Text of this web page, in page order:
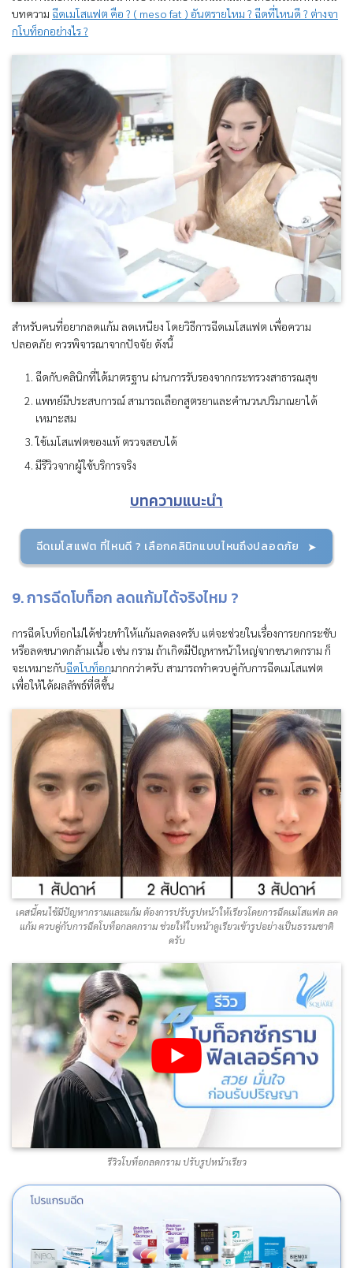
บทความ ฉีดเมโสแฟต คือ ? ( meso fat ) อันตรายไหม ? ฉีดที่ไหนดี ? ต่างจา
กโบท็อกอย่างไร?
สำหรับคนที่อยากลดแก้ม ลดเหนียง โดยวิธีการฉีดเมโสแฟต เพื่อความ
ปลอดภัย ควรพิจารณาจากปัจจัย ดังนี้
ฉีดกับคลินิกที่ได้มาตรฐาน ผ่านการรับรองจากกระทรวงสาธารณสุข
แพทย์มีประสบการณ์ สามารถเลือกสูตรยาและคำนวนปริมาณยาได้
เหมาะสม
ใช้เมโสแฟตของแท้ ตรวจสอบได้
มีรีวิวจากผู้ใช้บริการจริง
บทความแนะนำ
ฉีดเมโสแฟต ที่ไหนดี ? เลือกคลินิกแบบไหนถึงปลอดภัย
9. การฉีดโบท็อก ลดแก้มได้จริงไหม ?
การฉีดโบท็อกไม่ได้ช่วยทำให้แก้มลดลงครับ แต่จะช่วยในเรื่องการยกกระชับ
หรือลดขนาดกล้ามเนื้อ เช่น กราม ถ้าเกิดมีปัญหาหน้าใหญ่จากขนาดกราม ก็
จะเหมาะกับฉีดโบท็อกมากกว่าครับ สามารถทำควบคู่กับการฉีดเมโสแฟต
เพื่อให้ได้ผลลัพธ์ที่ดีขึ้น
เคสนี้คนไข้มีปัญหากรามและแก้ม ต้องการปรับรูปหน้าให้เรียวโดยการฉีดเมโสแฟต ลด
แก้ม ควบคู่กับการฉีดโบท็อกลดกราม ช่วยให้ใบหน้าดูเรียวเข้ารูปอย่างเป็นธรรมชาติ
ครับ
รีวิวโบท็อกลดกราม ปรับรูปหน้าเรียว